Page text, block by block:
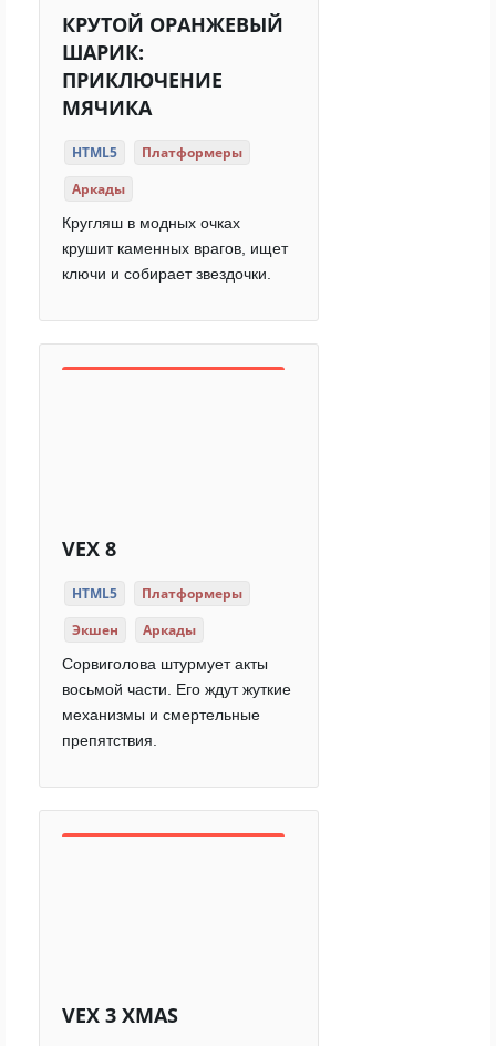
КРУТОЙ ОРАНЖЕВЫЙ
ШАРИК:
ПРИКЛЮЧЕНИЕ
МЯЧИКА
HTML5
Платформеры
Аркады
Кругляш в модных очках
крушит каменных врагов, ищет
ключи и собирает звездочки.
VEX 8
HTML5
Платформеры
Экшен
Аркады
Сорвиголова штурмует акты
восьмой части. Его ждут жуткие
механизмы и смертельные
препятствия.
VEX 3 XMAS